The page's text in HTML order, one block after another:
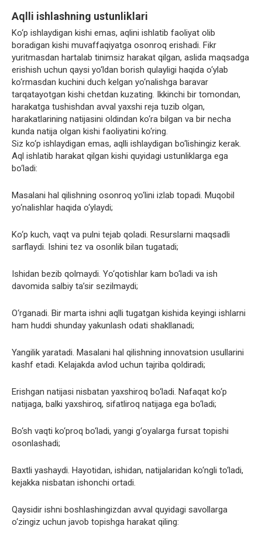
Aqlli ishlashning ustunliklari
Ko‘p ishlaydigan kishi emas, aqlini ishlatib faoliyat olib
boradigan kishi muvaffaqiyatga osonroq erishadi. Fikr
yuritmasdan hartalab tinimsiz harakat qilgan, aslida maqsadga
erishish uchun qaysi yo‘ldan borish qulayligi haqida o‘ylab
ko‘rmasdan kuchini duch kelgan yo‘nalishga baravar
tarqatayotgan kishi chetdan kuzating. Ikkinchi bir tomondan,
harakatga tushishdan avval yaxshi reja tuzib olgan,
harakatlarining natijasini oldindan ko‘ra bilgan va bir necha
kunda natija olgan kishi faoliyatini ko‘ring.
Siz ko‘p ishlaydigan emas, aqlli ishlaydigan bo‘lishingiz kerak.
Aql ishlatib harakat qilgan kishi quyidagi ustunliklarga ega
bo‘ladi:
Masalani hal qilishning osonroq yo‘lini izlab topadi. Muqobil
yo‘nalishlar haqida o‘ylaydi;
Ko‘p kuch, vaqt va pulni tejab qoladi. Resurslarni maqsadli
sarflaydi. Ishini tez va osonlik bilan tugatadi;
Ishidan bezib qolmaydi. Yo‘qotishlar kam bo‘ladi va ish
davomida salbiy ta’sir sezilmaydi;
O‘rganadi. Bir marta ishni aqlli tugatgan kishida keyingi ishlarni
ham huddi shunday yakunlash odati shakllanadi;
Yangilik yaratadi. Masalani hal qilishning innovatsion usullarini
kashf etadi. Kelajakda avlod uchun tajriba qoldiradi;
Erishgan natijasi nisbatan yaxshiroq bo‘ladi. Nafaqat ko‘p
natijaga, balki yaxshiroq, sifatliroq natijaga ega bo‘ladi;
Bo‘sh vaqti ko‘proq bo‘ladi, yangi g‘oyalarga fursat topishi
osonlashadi;
Baxtli yashaydi. Hayotidan, ishidan, natijalaridan ko‘ngli to‘ladi,
kejakka nisbatan ishonchi ortadi.
Qaysidir ishni boshlashingizdan avval quyidagi savollarga
o‘zingiz uchun javob topishga harakat qiling: